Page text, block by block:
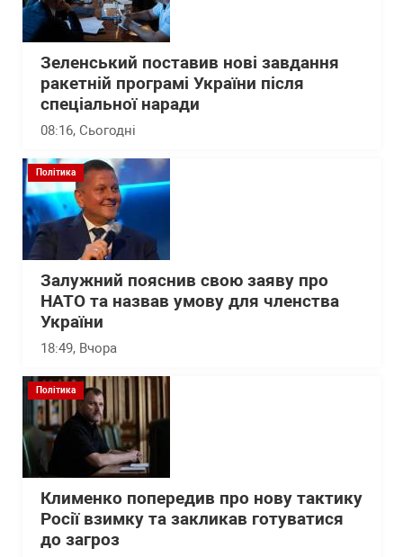
Зеленський поставив нові завдання
ракетній програмі України після
спеціальної наради
08:16, Сьогодні
Політика
Залужний пояснив свою заяву про
НАТО та назвав умову для членства
України
18:49, Вчора
Політика
Клименко попередив про нову тактику
Росії взимку та закликав готуватися
до загроз